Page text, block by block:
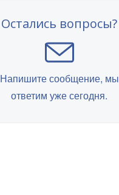
Остались вопросы?
Напишите сообщение, мы
ответим уже сегодня.